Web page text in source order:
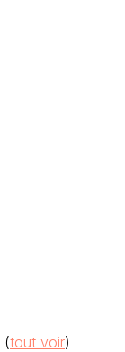
(tout voir)